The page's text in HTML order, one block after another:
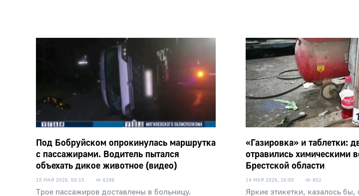
Под Бобруйском опрокинулась маршрутка
с пассажирами. Водитель пытался
объехать дикое животное (видео)
15 МАЯ 2026, 00:15 6286
Трое пасcажиров доставлены в больницу.
«Газировка» и таблетки:
отравились химическими
Брестской области
14 МАЯ 2026, 16:00 802
Яркие этикетки, казалось